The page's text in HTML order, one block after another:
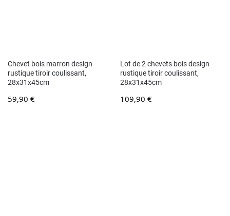
Chevet bois marron design
rustique tiroir coulissant,
28x31x45cm
59,90 €
Lot de 2 chevets bois design
rustique tiroir coulissant,
28x31x45cm
109,90 €